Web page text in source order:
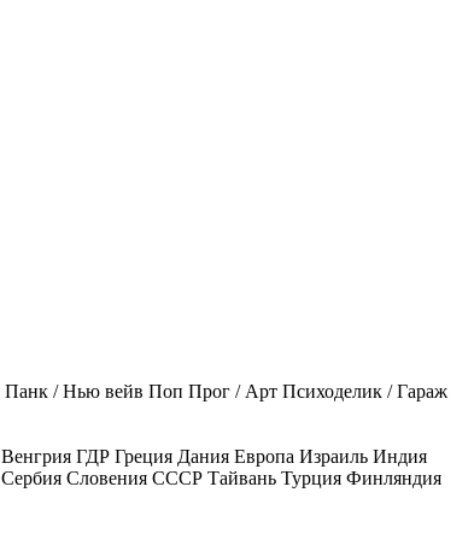
Панк / Нью вейв Поп Прог / Арт Психоделик / Гараж
Венгрия ГДР Греция Дания Европа Израиль Индия
Сербия Словения СССР Тайвань Турция Финляндия